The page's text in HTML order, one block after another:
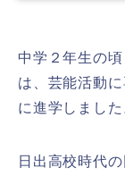
中学２年生の
は、芸能活動
に進学しました
日出高校時代